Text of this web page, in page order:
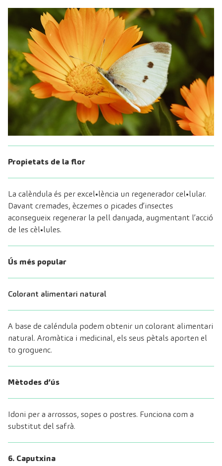
Propietats de la flor
La calèndula és per excel•lència un regenerador cel•lular.
Davant cremades, èczemes o picades d’insectes
aconsegueix regenerar la pell danyada, augmentant l’acció
de les cèl•lules.
Ús més popular
Colorant alimentari natural
A base de caléndula podem obtenir un colorant alimentari
natural. Aromàtica i medicinal, els seus pètals aporten el
to groguenc.
Mètodes d’ús
Idoni per a arrossos, sopes o postres. Funciona com a
substitut del safrà.
6. Caputxina